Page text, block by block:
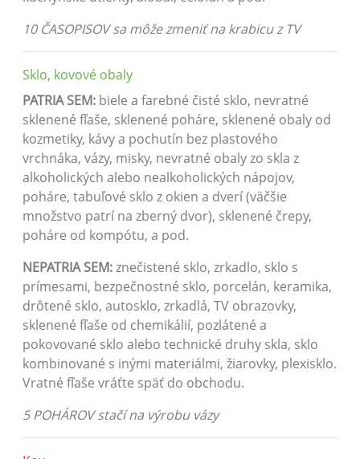
10 ČASOPISOV sa môže zmeniť na krabicu z TV
Sklo, kovové obaly
PATRIA SEM: biele a farebné čisté sklo, nevratné
sklenené fľaše, sklenené poháre, sklenené obaly od
kozmetiky, kávy a pochutín bez plastového
vrchnáka, vázy, misky, nevratné obaly zo skla z
alkoholických alebo nealkoholických nápojov,
poháre, tabuľové sklo z okien a dverí (väčšie
množstvo patrí na zberný dvor), sklenené črepy,
poháre od kompótu, a pod.
NEPATRIA SEM:znečistené sklo, zrkadlo, sklo s
prímesami, bezpečnostné sklo, porcelán, keramika,
drôtené sklo, autosklo, zrkadlá, TV obrazovky,
sklenené fľaše od chemikálií, pozlátené a
pokovované sklo alebo technické druhy skla, sklo
kombinované s inými materiálmi, žiarovky, plexisklo.
Vratné fľaše vráťte späť do obchodu.
5 POHÁROV stačí na výrobu vázy